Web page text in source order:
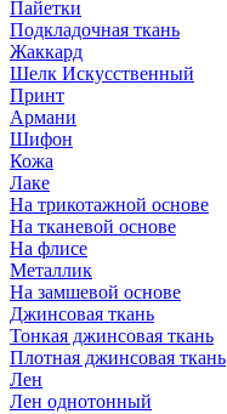
Пайетки
Подкладочная ткань
Жаккард
Шелк Искусственный
Принт
Армани
Шифон
Кожа
Лаке
На трикотажной основе
На тканевой основе
На флисе
Металлик
На замшевой основе
Джинсовая ткань
Тонкая джинсовая ткань
Плотная джинсовая ткань
Лен
Лен однотонный